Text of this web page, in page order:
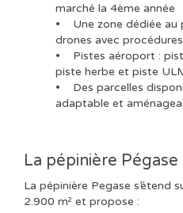
marché la 4ème année
• Une zone dédiée au
drones avec
• Pistes aéroport :
piste herbe et piste
• Des parcelles
adaptable et
La pépinière Pégase
La pépinière Pegase s’étend
2.900 m² et propose :